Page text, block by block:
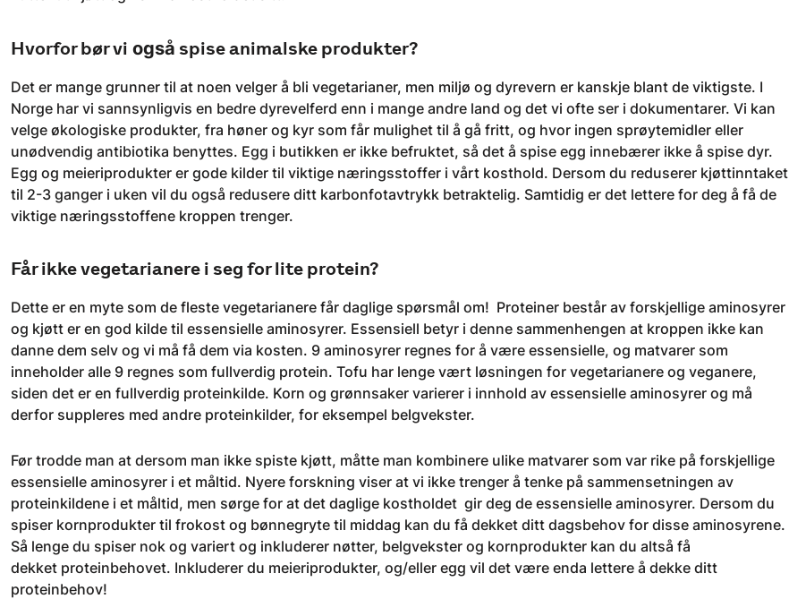
Hvorfor bør vi også spise animalske produkter?
Det er mange grunner til at noen velger å bli vegetarianer, men miljø og dyrevern er kanskje blant de viktigste. I
Norge har vi sannsynligvis en bedre dyrevelferd enn i mange andre land og det vi ofte ser i dokumentarer. Vi kan
velge økologiske produkter, fra høner og kyr som får mulighet til å gå fritt, og hvor ingen sprøytemidler eller
unødvendig antibiotika benyttes. Egg i butikken er ikke befruktet, så det å spise egg innebærer ikke å spise dyr.
Egg og meieriprodukter er gode kilder til viktige næringsstoffer i vårt kosthold. Dersom du reduserer kjøttinntaket
til 2-3 ganger i uken vil du også redusere ditt karbonfotavtrykk betraktelig. Samtidig er det lettere for deg å få de
viktige næringsstoffene kroppen trenger.
Får ikke vegetarianere i seg for lite protein?
Dette er en myte som de fleste vegetarianere får daglige spørsmål om! Proteiner består av forskjellige aminosyrer
og kjøtt er en god kilde til essensielle aminosyrer. Essensiell betyr i denne sammenhengen at kroppen ikke kan
danne dem selv og vi må få dem via kosten. 9 aminosyrer regnes for å være essensielle, og matvarer som
inneholder alle 9 regnes som fullverdig protein. Tofu har lenge vært løsningen for vegetarianere og veganere,
siden det er en fullverdig proteinkilde. Korn og grønnsaker varierer i innhold av essensielle aminosyrer og må
derfor suppleres med andre proteinkilder, for eksempel belgvekster.
Før trodde man at dersom man ikke spiste kjøtt, måtte man kombinere ulike matvarer som var rike på forskjellige
essensielle aminosyrer i et måltid. Nyere forskning viser at vi ikke trenger å tenke på sammensetningen av
proteinkildene i et måltid, men sørge for at det daglige kostholdet gir deg de essensielle aminosyrer. Dersom du
spiser kornprodukter til frokost og bønnegryte til middag kan du få dekket ditt dagsbehov for disse aminosyrene.
Så lenge du spiser nok og variert og inkluderer nøtter, belgvekster og kornprodukter kan du altså få
dekket proteinbehovet. Inkluderer du meieriprodukter, og/eller egg vil det være enda lettere å dekke ditt
proteinbehov!